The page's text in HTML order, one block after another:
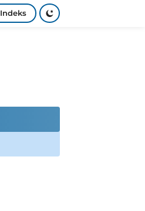
Indeks